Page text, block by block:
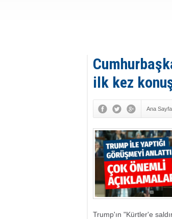
ilk kez
Ana Sayfa
Trump'ın "Kürtler'e